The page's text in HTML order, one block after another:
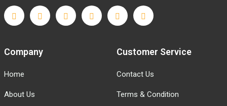
Company
Home
About Us
Customer Service
Contact Us
Terms & Condition